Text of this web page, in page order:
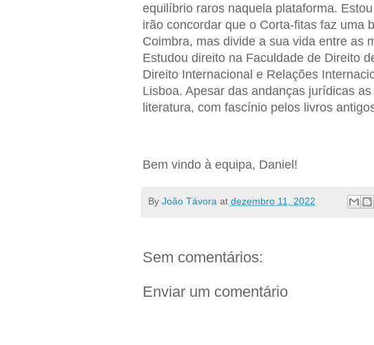
equilíbrio raros naquela plataforma.
irão concordar que o Corta-fitas faz uma
Coimbra, mas divide a sua vida entre as
Estudou direito na Faculdade de Direito
Direito Internacional e Relações
Lisboa. Apesar das andanças jurídicas
literatura, com fascínio pelos livros
Bem vindo à equipa, Daniel!
By João Távora at dezembro 11, 2022
Sem comentários:
Enviar um comentário